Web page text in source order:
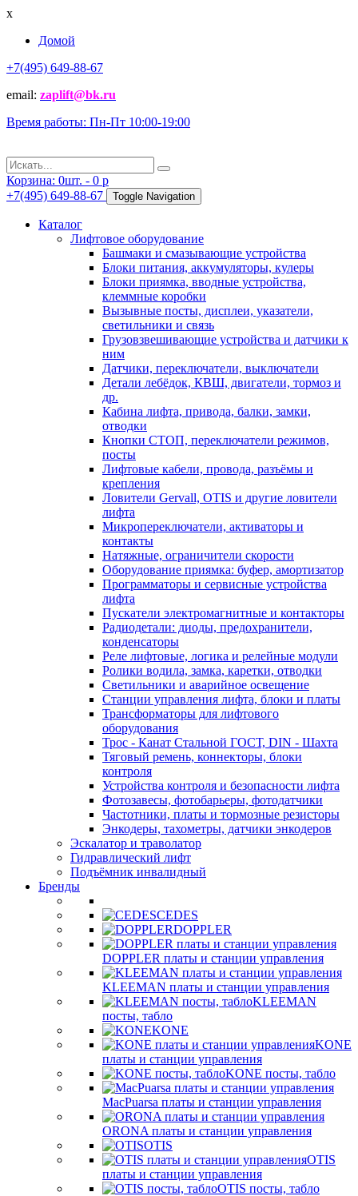
x
Домой
+7(495) 649-88-67
email: zaplift@bk.ru
Время работы: Пн-Пт 10:00-19:00
Корзина: 0шт. - 0 p
+7(495) 649-88-67
Toggle Navigation
Каталог
Лифтовое оборудование
Башмаки и смазывающие устройства
Блоки питания, аккумуляторы, кулеры
Блоки приямка, вводные устройства,
клеммные коробки
Вызывные посты, дисплеи, указатели,
светильники и связь
Грузовзвешивающие устройства и датчики к
ним
Датчики, переключатели, выключатели
Детали лебёдок, КВШ, двигатели, тормоз и
др.
Кабина лифта, привода, балки, замки,
отводки
Кнопки СТОП, переключатели режимов,
посты
Лифтовые кабели, провода, разъёмы и
крепления
Ловители Gervall, OTIS и другие ловители
лифта
Микропереключатели, активаторы и
контакты
Натяжные, ограничители скорости
Оборудование приямка: буфер, амортизатор
Программаторы и сервисные устройства
лифта
Пускатели электромагнитные и контакторы
Радиодетали: диоды, предохранители,
конденсаторы
Реле лифтовые, логика и релейные модули
Ролики водила, замка, каретки, отводки
Светильники и аварийное освещение
Станции управления лифта, блоки и платы
Трансформаторы для лифтового
оборудования
Трос - Канат Стальной ГОСТ, DIN - Шахта
Тяговый ремень, коннекторы, блоки
контроля
Устройства контроля и безопасности лифта
Фотозавесы, фотобарьеры, фотодатчики
Частотники, платы и тормозные резисторы
Энкодеры, тахометры, датчики энкодеров
Эскалатор и траволатор
Гидравлический лифт
Подъёмник инвалидный
Бренды
CEDES
DOPPLER
DOPPLER платы и станции управления
KLEEMAN платы и станции управления
KLEEMAN
посты, табло
KONE
KONE
платы и станции управления
KONE посты, табло
MacPuarsa платы и станции управления
ORONA платы и станции управления
OTIS
OTIS
платы и станции управления
OTIS посты, табло